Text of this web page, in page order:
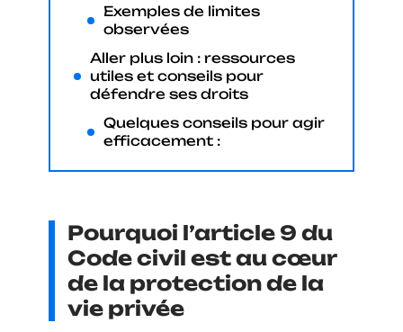
Exemples de limites
observées
Aller plus loin : ressources
utiles et conseils pour
défendre ses droits
Quelques conseils pour agir
efficacement :
Pourquoi l’article 9 du
Code civil est au cœur
de la protection de la
vie privée